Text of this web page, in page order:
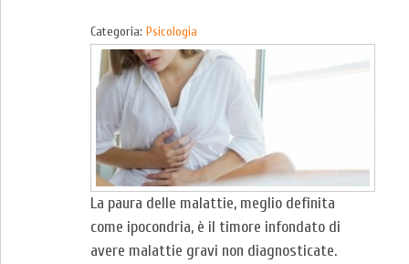
Categoria: Psicologia
La paura delle malattie, meglio definita
come ipocondria, è il timore infondato di
avere malattie gravi non diagnosticate.